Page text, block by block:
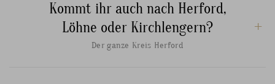
Kommt ihr auch nach Herford,
Löhne oder Kirchlengern?
Der ganze Kreis Herford